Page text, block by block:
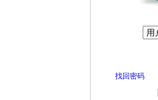
找回密码